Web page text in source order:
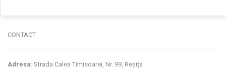
CONTACT
Adresa: Strada Calea Timisoarei, Nr. 99, Reșița